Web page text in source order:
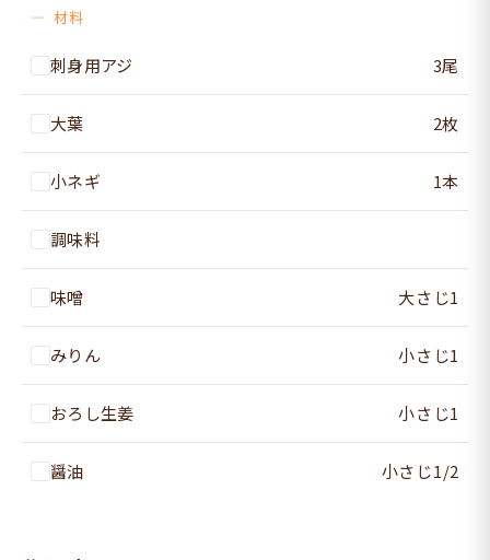
材料
刺身用アジ 3尾
大葉 2枚
小ネギ 1本
調味料
味噌 大さじ1
みりん 小さじ1
おろし生姜 小さじ1
醤油 小さじ1/2